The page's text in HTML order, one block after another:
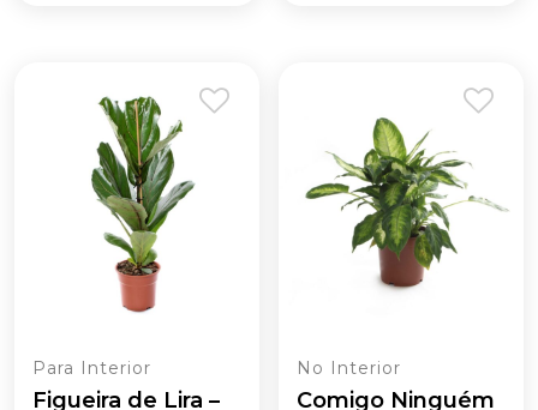
Para Interior
Figueira de Lira –
No Interior
Comigo Ninguém